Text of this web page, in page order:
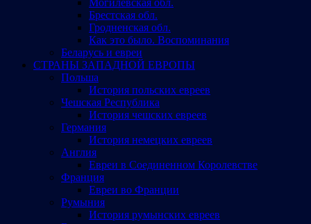
Брестская обл.
Гродненская обл.
Как это было. Воспоминания
Беларусь и евреи
СТРАНЫ ЗАПАДНОЙ ЕВРОПЫ
Польша
История польских евреев
Чешская Республика
История чешских евреев
Германия
История немецких евреев
Англия
Евреи в Соединенном Королевстве
Франция
Евреи во Франции
Румыния
История румынских евреев